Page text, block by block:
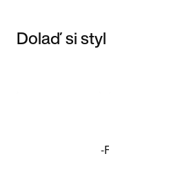
Dolaď si styl